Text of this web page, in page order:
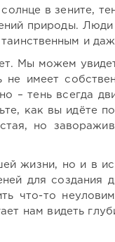
в зените,
природы.
и
Мы можем
имеет
– тень всегда
как вы идёте
но
жизни, но и в
для создания
что-то
нам видеть